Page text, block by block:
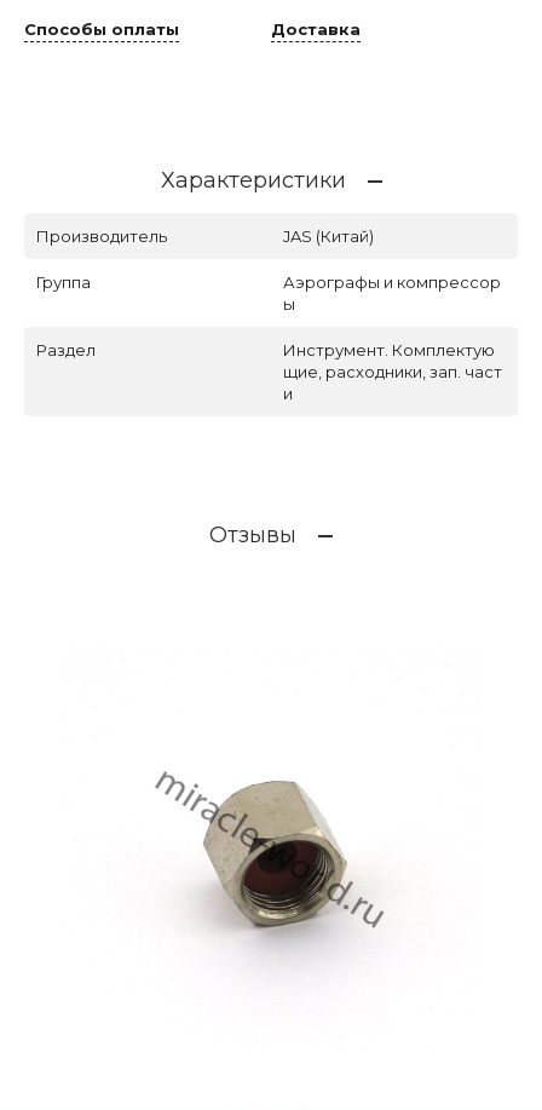
Способы оплаты Доставка
Характеристики
Производитель JAS (Китай)
Группа
Аэрографы и компрессор
ы
Раздел
Инструмент. Комплектую
щие, расходники, зап. част
и
Отзывы